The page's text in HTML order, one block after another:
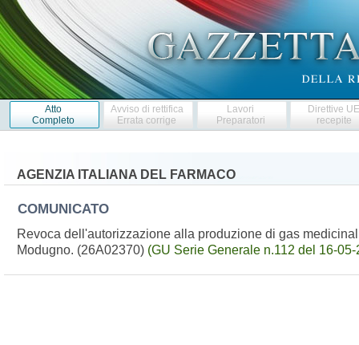
Atto
Completo
Avviso di rettifica
Errata corrige
Lavori
Preparatori
Direttive
recepite
AGENZIA ITALIANA DEL FARMACO
COMUNICATO
Revoca dell'autorizzazione alla produzione di gas
Modugno. (26A02370) (GU Serie Generale n.112 del 16-05-